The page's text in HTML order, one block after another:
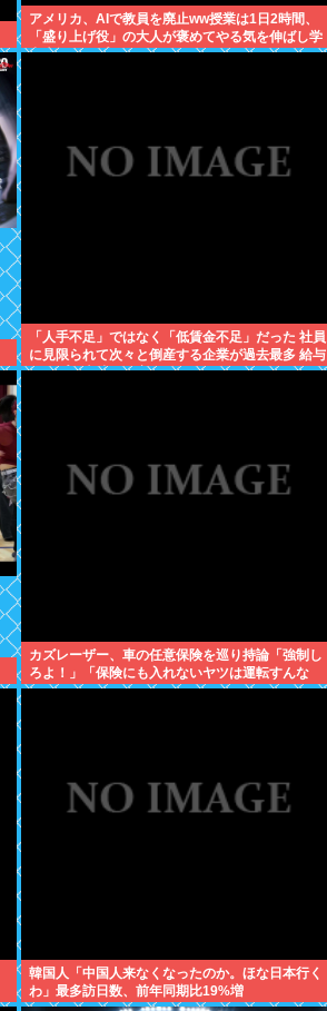
アメリカ、AIで教員を廃止ww授業は1日2時間、
「盛り上げ役」の大人が褒めてやる気を伸ばし学
力大幅アップ
「人手不足」ではなく「低賃金不足」だった 社員
に見限られて次々と倒産する企業が過去最多 給与
アップが大嘘の現実
カズレーザー、車の任意保険を巡り持論「強制し
ろよ！」「保険にも入れないヤツは運転すんな
よ」
韓国人「中国人来なくなったのか。ほな日本行く
わ」最多訪日数、前年同期比19%増